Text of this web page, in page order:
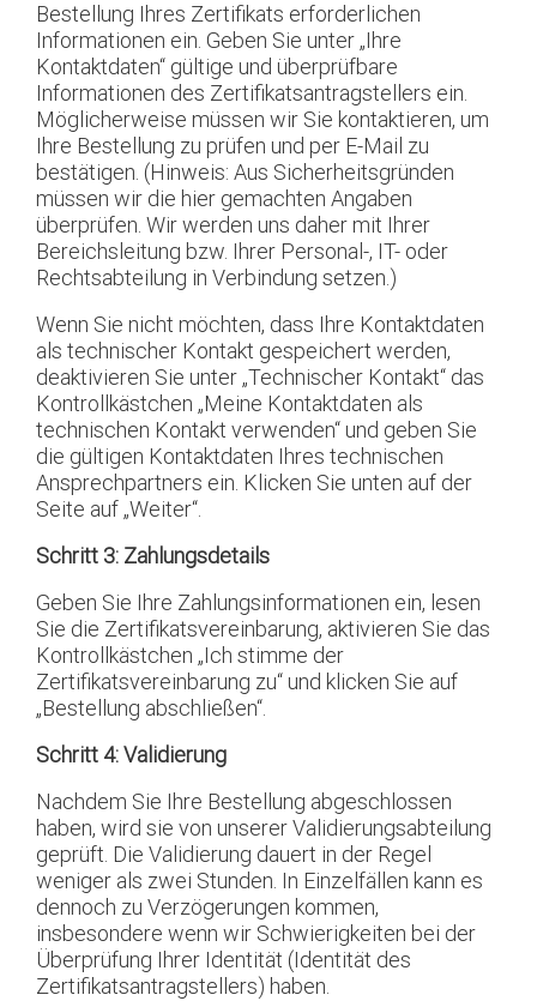
Bestellung Ihres Zertifikats erforderlichen
Informationen ein. Geben Sie unter „Ihre
Kontaktdaten“ gültige und überprüfbare
Informationen des Zertifikatsantragstellers ein.
Möglicherweise müssen wir Sie kontaktieren, um
Ihre Bestellung zu prüfen und per E-Mail zu
bestätigen. (Hinweis: Aus Sicherheitsgründen
müssen wir die hier gemachten Angaben
überprüfen. Wir werden uns daher mit Ihrer
Bereichsleitung bzw. Ihrer Personal-, IT- oder
Rechtsabteilung in Verbindung setzen.)
Wenn Sie nicht möchten, dass Ihre Kontaktdaten
als technischer Kontakt gespeichert werden,
deaktivieren Sie unter „Technischer Kontakt“ das
Kontrollkästchen „Meine Kontaktdaten als
technischen Kontakt verwenden“ und geben Sie
die gültigen Kontaktdaten Ihres technischen
Ansprechpartners ein. Klicken Sie unten auf der
Seite auf „Weiter“.
Schritt 3: Zahlungsdetails
Geben Sie Ihre Zahlungsinformationen ein, lesen
Sie die Zertifikatsvereinbarung, aktivieren Sie das
Kontrollkästchen „Ich stimme der
Zertifikatsvereinbarung zu“ und klicken Sie auf
„Bestellung abschließen“.
Schritt 4: Validierung
Nachdem Sie Ihre Bestellung abgeschlossen
haben, wird sie von unserer Validierungsabteilung
geprüft. Die Validierung dauert in der Regel
weniger als zwei Stunden. In Einzelfällen kann es
dennoch zu Verzögerungen kommen,
insbesondere wenn wir Schwierigkeiten bei der
Überprüfung Ihrer Identität (Identität des
Zertifikatsantragstellers) haben.